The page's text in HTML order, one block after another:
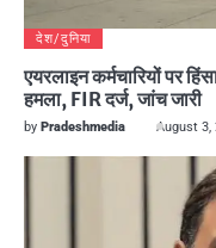
देश/दुनिया
एयरलाइन कर्मचारियों पर
हमला, FIR दर्ज, जांच जारी
by Pradeshmedia August 3,